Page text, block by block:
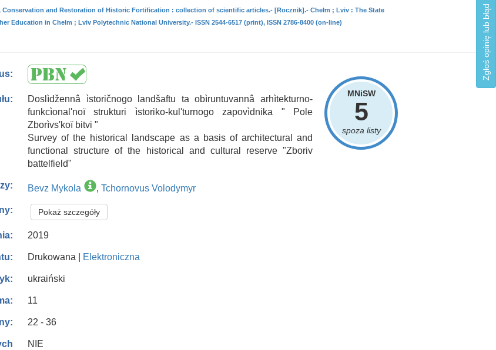
Zgłoś opinię lub błąd
Conservation and Restoration of Historic Fortification : collection of scientific articles.- [Rocznik].- Chełm ; Lviv : The State
Education in Chelm ; Lviv Polytechnic National University.- ISSN 2544-6517 (print), ISSN 2786-8400 (on-line)
MNiSW
5
spoza listy
Doslìdžennâ ìstoričnogo landšaftu ta obìruntuvannâ arhìtekturno-
funkcìonalʹnoï strukturi ìstoriko-kulʹturnogo zapovìdnika " Pole
Zborìvsʹkoï bitvi "
Survey of the historical landscape as a basis of architectural and
functional structure of the historical and cultural reserve "Zboriv
battelfield"
Bevz Mykola , Tchornovus Volodymyr
Pokaż szczegóły
2019
Drukowana | Elektroniczna
ukraiński
11
22 - 36
NIE